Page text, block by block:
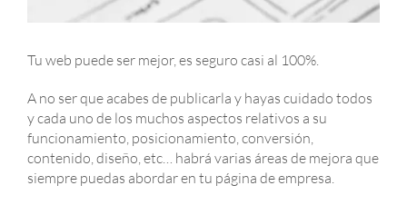
Tu web puede ser mejor, es seguro casi al 100%.
A no ser que acabes de publicarla y hayas cuidado todos
y cada uno de los muchos aspectos relativos a su
funcionamiento, posicionamiento, conversión,
contenido, diseño, etc… habrá varias áreas de mejora que
siempre puedas abordar en tu página de empresa.